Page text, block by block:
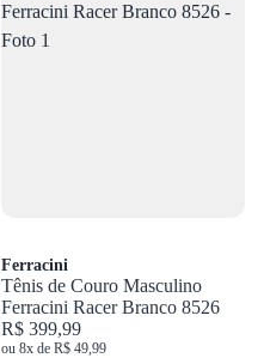
Ferracini
Tênis de Couro Masculino
Ferracini Racer Branco 8526
R$ 399,99
ou 8x de R$ 49,99